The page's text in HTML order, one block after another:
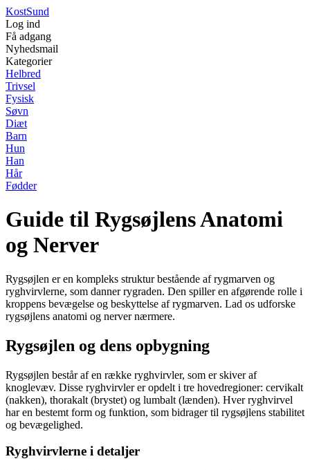
KostSund
Log ind
Få adgang
Nyhedsmail
Kategorier
Helbred
Trivsel
Fysisk
Søvn
Diæt
Barn
Hun
Han
Hår
Fødder
Guide til Rygsøjlens Anatomi
og Nerver
Rygsøjlen er en kompleks struktur bestående af rygmarven og
ryghvirvlerne, som danner rygraden. Den spiller en afgørende rolle i
kroppens bevægelse og beskyttelse af rygmarven. Lad os udforske
rygsøjlens anatomi og nerver nærmere.
Rygsøjlen og dens opbygning
Rygsøjlen består af en række ryghvirvler, som er skiver af
knoglevæv. Disse ryghvirvler er opdelt i tre hovedregioner: cervikalt
(nakken), thorakalt (brystet) og lumbalt (lænden). Hver ryghvirvel
har en bestemt form og funktion, som bidrager til rygsøjlens stabilitet
og bevægelighed.
Ryghvirvlerne i detaljer